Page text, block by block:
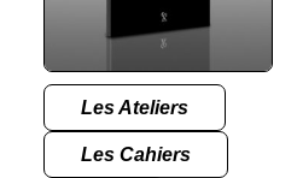
Les Ateliers
Les Cahiers